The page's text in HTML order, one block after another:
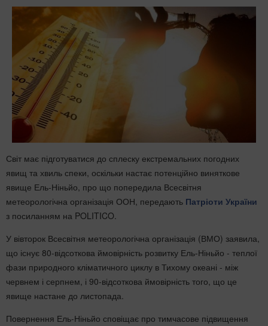
Світ має підготуватися до сплеску екстремальних погодних
явищ та хвиль спеки, оскільки настає потенційно виняткове
явище Ель-Ніньйо, про що попередила Всесвітня
метеорологічна організація ООН, передають Патріоти України
з посиланням на POLITICO.
У вівторок Всесвітня метеорологічна організація (ВМО) заявила,
що існує 80-відсоткова ймовірність розвитку Ель-Ніньйо - теплої
фази природного кліматичного циклу в Тихому океані - між
червнем і серпнем, і 90-відсоткова ймовірність того, що це
явище настане до листопада.
Повернення Ель-Ніньйо сповіщає про тимчасове підвищення